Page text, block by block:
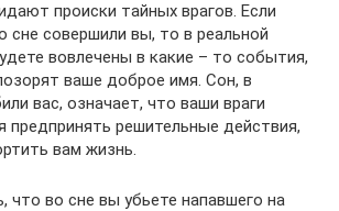
происки тайных врагов. Если
сне совершили вы, то в реальной
вовлечены в какие – то события,
ваше доброе имя. Сон, в
вас, означает, что ваши враги
предпринять решительные действия,
вам жизнь.
что во сне вы убьете напавшего на